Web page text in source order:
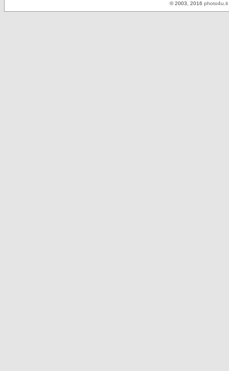
© 2003, 2016 photo4u.it